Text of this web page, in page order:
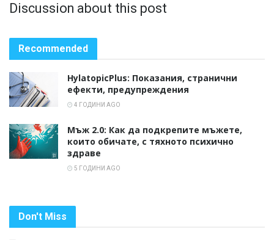
Discussion about this post
Recommended
HylatopicPlus: Показания, странични
ефекти, предупреждения
4 ГОДИНИ AGO
Мъж 2.0: Как да подкрепите мъжете,
които обичате, с тяхното психично
здраве
5 ГОДИНИ AGO
Don't Miss